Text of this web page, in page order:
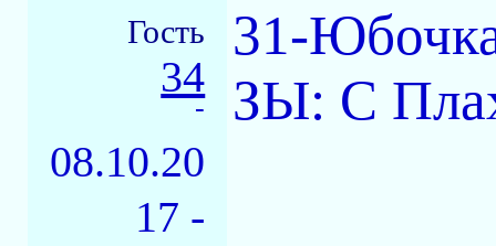
Гость
34
-
08.10.20
17 -
31-
ЗЫ: С